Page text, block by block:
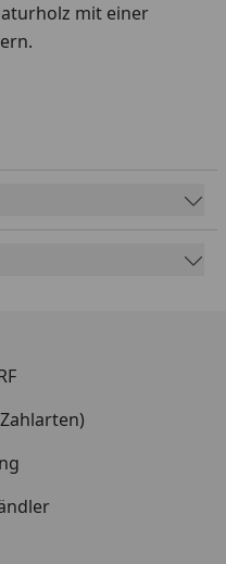
mit einer